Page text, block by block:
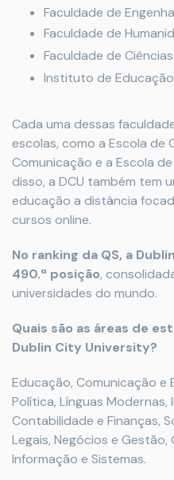
Faculdade de
Faculdade de
Faculdade de
Instituto de
Cada uma dessas
escolas, como a Escola de
Comunicação e a Escola
disso, a DCU também tem
educação a distância
cursos online.
No ranking da QS, a
490.ª posição,
universidades do mundo.
Quais são as áreas de
Dublin City University?
Educação, Comunicação e
Política, Línguas Modernas,
Contabilidade e Finanças,
Legais, Negócios e
Informação e Sistemas.